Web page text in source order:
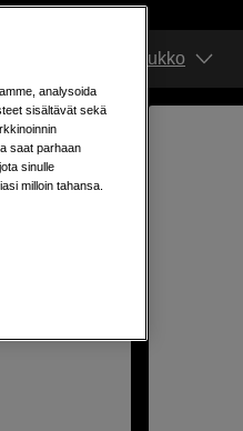
Ruudukko
analysoida
sisältävät sekä
saat parhaan
sinulle
milloin tahansa.